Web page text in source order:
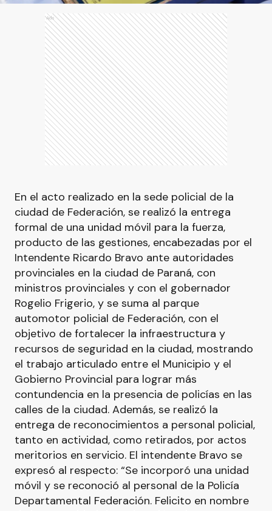
Ads
En el acto realizado en la sede policial de la
ciudad de Federación, se realizó la entrega
formal de una unidad móvil para la fuerza,
producto de las gestiones, encabezadas por el
Intendente Ricardo Bravo ante autoridades
provinciales en la ciudad de Paraná, con
ministros provinciales y con el gobernador
Rogelio Frigerio, y se suma al parque
automotor policial de Federación, con el
objetivo de fortalecer la infraestructura y
recursos de seguridad en la ciudad, mostrando
el trabajo articulado entre el Municipio y el
Gobierno Provincial para lograr más
contundencia en la presencia de policías en las
calles de la ciudad. Además, se realizó la
entrega de reconocimientos a personal policial,
tanto en actividad, como retirados, por actos
meritorios en servicio. El intendente Bravo se
expresó al respecto: “Se incorporó una unidad
móvil y se reconoció al personal de la Policía
Departamental Federación. Felicito en nombre